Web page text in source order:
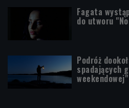
Fagata
do utworu
Podróż
spadających
weekendowej"